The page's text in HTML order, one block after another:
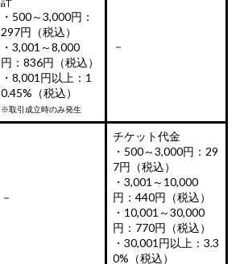
・500～3,000円：
297円（税込）
・3,001～8,000
円：836円（税込）
・8,001円以上：1
0.45%（税込）
※取引成立時のみ発生
－
－
チケット代金
・500～3,000円：29
7円（税込）
・3,001～10,000
円：440円（税込）
・10,001～30,000
円：770円（税込）
・30,001円以上：3.3
0%（税込）